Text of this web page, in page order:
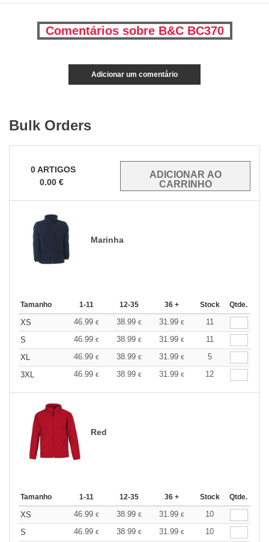
Comentários sobre B&C BC370
Adicionar um comentário
Bulk Orders
0ARTIGOS
0.00 €
Marinha
Tamanho 1-11 12-35 36 + Stock Qtde.
XS 46.99 € 38.99 € 31.99 €
11
S
46.99 € 38.99 € 31.99 €
11
XL
46.99 € 38.99 € 31.99 €
5
3XL
46.99 € 38.99 € 31.99 € 12
Red
Tamanho 1-11 12-35 36 + Stock Qtde.
XS 46.99 € 38.99 € 31.99 €
10
S
46.99 € 38.99 € 31.99 €
10